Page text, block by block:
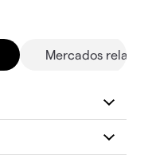
Mercados